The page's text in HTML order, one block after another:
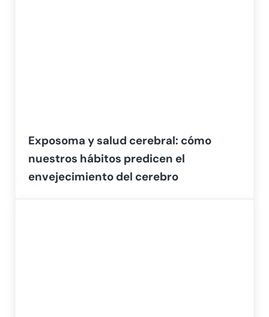
Exposoma y salud cerebral: cómo
nuestros hábitos predicen el
envejecimiento del cerebro